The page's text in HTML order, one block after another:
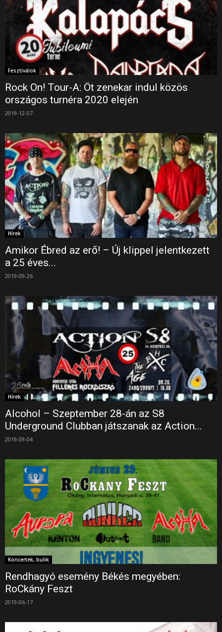
Fesztiválok
Rock On! Tour-A: Öt zenekar indul közös
országos turnéra 2020 elején
2019-12-07
Hírek
Amikor Ébred az erő! – Új klippel jelentkezett
a 25 éves...
2019-09-26
Hírek
Alcohol – Szeptember 28-án az S8
Underground Clubban játszanak az Action...
2019-09-04
Koncertek, bulik
Rendhagyó esemény Békés megyében:
RoCkány Feszt
2019-06-17